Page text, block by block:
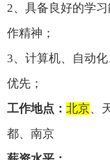
2、具备良好的学习
作精神；
3、计算机、自动
优先；
工作地点： 北京、
都、南京